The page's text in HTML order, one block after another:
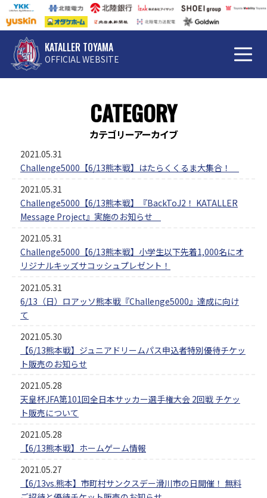
KATALLER TOYAMA
OFFICIAL WEBSITE
CATEGORY
カテゴリーアーカイブ
2021.05.31
Challenge5000【6/13熊本戦】はたらくくるま大集合！
2021.05.31
Challenge5000【6/13熊本戦】『BackToJ2！ KATALLER
Message Project』実施のお知らせ
2021.05.31
Challenge5000【6/13熊本戦】小学生以下先着1,000名にオ
リジナルキッズサコッシュプレゼント！
2021.05.31
6/13（日）ロアッソ熊本戦『Challenge5000』達成に向け
て
2021.05.30
【6/13熊本戦】ジュニアドリームパス申込者特別優待チケッ
ト販売のお知らせ
2021.05.28
天皇杯JFA第101回全日本サッカー選手権大会 2回戦 チケッ
ト販売について
2021.05.28
【6/13熊本戦】ホームゲーム情報
2021.05.27
【6/13vs.熊本】市町村サンクスデー滑川市の日開催！ 無料